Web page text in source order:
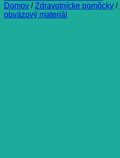
Domov / Zdravotnícke pomôcky /
obväzový materiál